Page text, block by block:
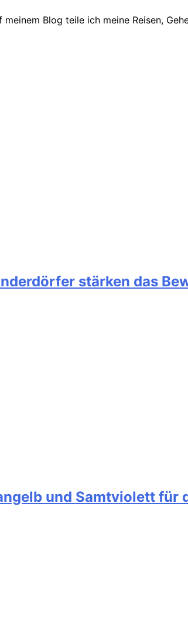
Blog teile ich meine Reisen,
stärken das
und Samtviolett